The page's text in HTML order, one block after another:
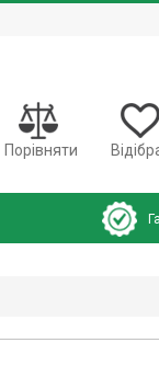
Порівняти